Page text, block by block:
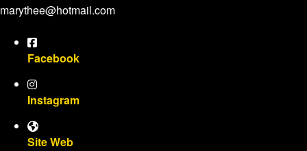
marythee@hotmail.com
Facebook
Instagram
Site Web